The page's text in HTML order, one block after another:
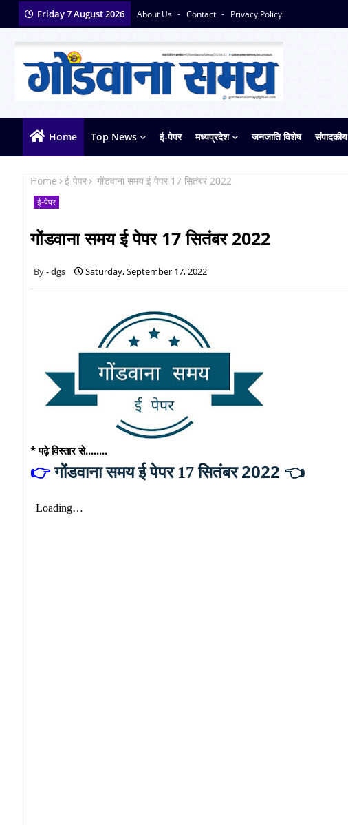
Friday 7 August 2026 About Us Contact Privacy Policy
Home Top News ई-पेपर मध्यप्रदेश जनजाति विशेष संपादकीय
Home ई-पेपर गोंडवाना समय ई पेपर 17 सितंबर 2022
ई-पेपर
गोंडवाना समय ई पेपर 17 सितंबर 2022
dgs Saturday, September 17, 2022
* पढ़े विस्तार से........
👉गोंडवाना समय ई पेपर 17सितंबर 2022 👈